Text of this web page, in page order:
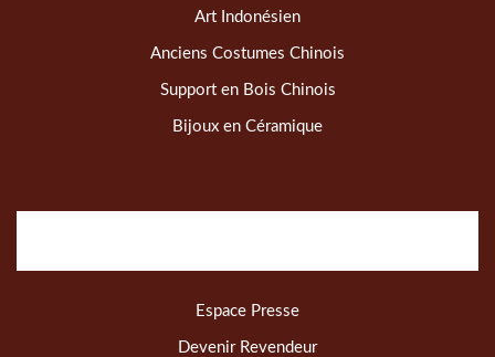
Art Indonésien
Anciens Costumes Chinois
Support en Bois Chinois
Bijoux en Céramique
Espace Presse
Devenir Revendeur